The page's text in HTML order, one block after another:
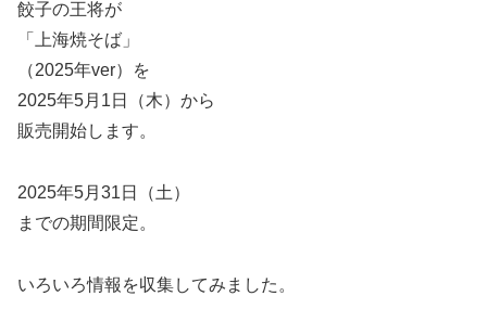
餃子の王将が
「上海焼そば」
（2025年ver）を
2025年5月1日（木）から
販売開始します。
2025年5月31日（土）
までの期間限定。
いろいろ情報を収集してみました。